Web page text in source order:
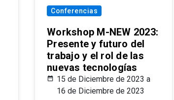
Conferencias
Workshop M-NEW 2023:
Presente y futuro del
trabajo y el rol de las
nuevas tecnologías
15 de Diciembre de 2023 a
16 de Diciembre de 2023